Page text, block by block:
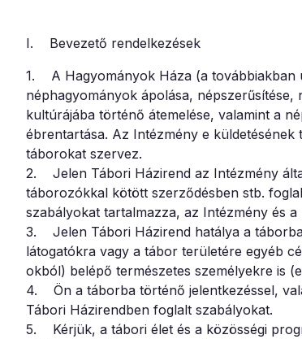
I. Bevezető rendelkezések
1. A Hagyományok Háza (a továbbiakban
néphagyományok ápolása,
kultúrájába történő átemelése, valamint a
ébrentartása. Az Intézmény e
táborokat szervez.
2. Jelen Tábori Házirend az Intézmény
táborozókkal kötött szerződésben stb.
szabályokat tartalmazza, az Intézmény és
3. Jelen Tábori Házirend hatálya a
látogatókra vagy a tábor területére egyéb
okból) belépő természetes személyekre is
4. Ön a táborba történő jelentkezéssel,
Tábori Házirendben foglalt szabályokat.
5. Kérjük, a tábori élet és a közösségi